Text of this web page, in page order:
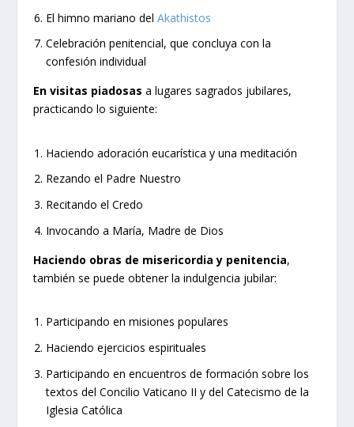
El himno mariano delAkathistos
Celebración penitencial, que concluya con la
confesión individual
En visitas piadosas a lugares sagrados jubilares,
practicando lo siguiente:
Haciendo adoración eucarística y una meditación
Rezando el Padre Nuestro
Recitando el Credo
Invocando a María, Madre de Dios
Haciendo obras de misericordia y penitencia,
también se puede obtener la indulgencia jubilar:
Participando en misiones populares
Haciendo ejercicios espirituales
Participando en encuentros de formación sobre los
textos del Concilio Vaticano II y del Catecismo de la
Iglesia Católica